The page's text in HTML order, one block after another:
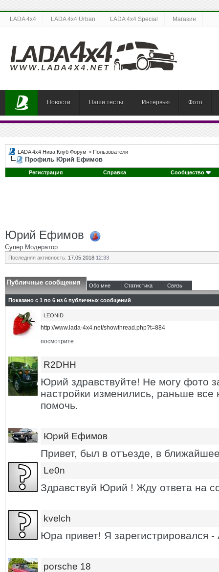
LADA 4x4 LADA 4x4 Urban LADA 4x4 Special Магазин
Новости Наши тесты Интервью Фото
LADA 4x4 Нива Клуб Форум > Пользователи
Профиль Юрий Ефимов
Регистрация Справка Сообщество
Юрий Ефимов
Супер Модератор
Последняя активность: 17.05.2018 12:33
Публичные сообщения Обо мне Статистика Связь
Показано с 1 по 6 из 6 публичных сообщений
LEONID
http://www.lada-4x4.net/showthread.php?t=884
посмотрите
R2DHH
Юрий здравствуйте! Не могу фото
настройки изменились, раньше
помочь.
Юрий Ефимов
Привет, был в отъезде, в
Le0n
Здравствуй Юрий ! Жду ответа на
kvelch
Юра привет! Я зарегистрировался
porsche 18